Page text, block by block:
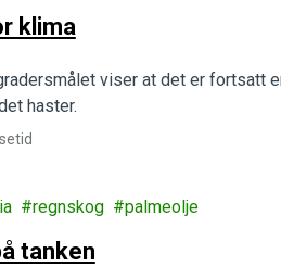
klima
viser at det er fortsatt
haster.
regnskog palmeolje
tanken